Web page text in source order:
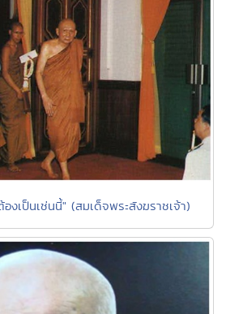
งเป็นเช่นนี้" (สมเด็จพระสังฆราชเจ้า)